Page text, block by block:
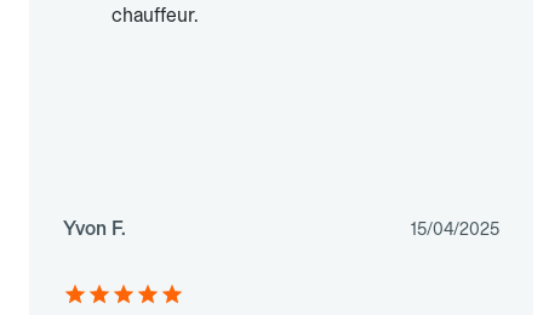
chauffeur.
Yvon F. 15/04/2025